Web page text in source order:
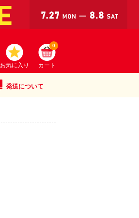
お気に入り カート
0
発送について